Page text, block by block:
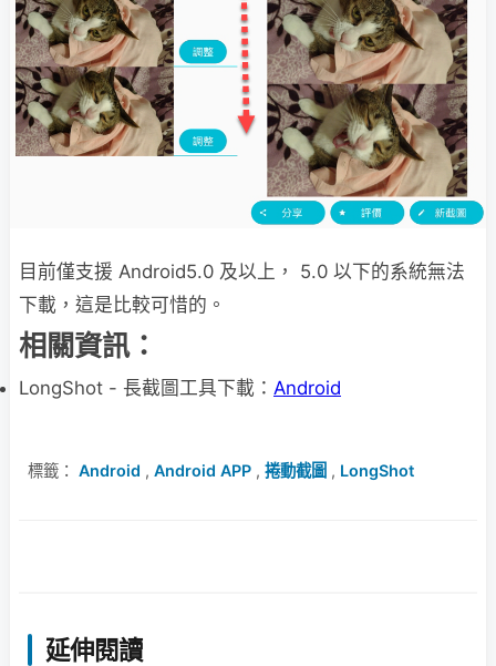
目前僅支援 Android5.0 及以上， 5.0 以下的系統無法
下載，這是比較可惜的。
相關資訊：
LongShot - 長截圖工具下載： Android
標籤： Android , Android APP , 捲動截圖 , LongShot
延伸閱讀